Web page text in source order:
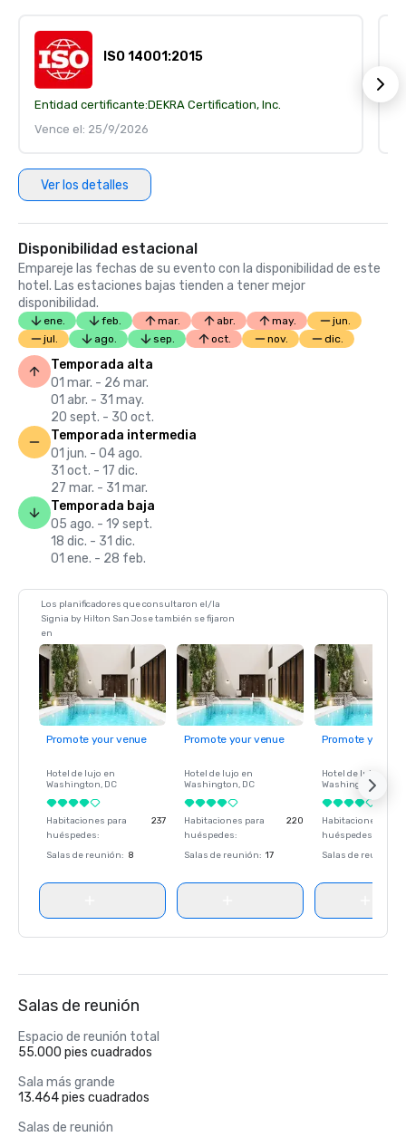
ISO 14001:2015
Entidad certificante:DEKRA Certification, Inc.
Vence el: 25/9/2026
Ver los detalles
Disponibilidad estacional
Empareje las fechas de su evento con la disponibilidad de este
hotel. Las estaciones bajas tienden a tener mejor
disponibilidad.
ene. feb. mar. abr. may.
jun.
jul.
ago. sep. oct. nov. dic.
Temporada alta
01 mar. - 26 mar.
01 abr. - 31 may.
20 sept. - 30 oct.
Temporada intermedia
01 jun. - 04 ago.
31 oct. - 17 dic.
27 mar. - 31 mar.
Temporada baja
05 ago. - 19 sept.
18 dic. - 31 dic.
01 ene. - 28 feb.
Los planificadores que consultaron el/la
Signia by Hilton San Jose también se fijaron
en
Promote your venue
Hotel de lujo en
Washington, DC
Habitaciones para
huéspedes:
237
Salas de reunión: 8
Promote your venue
Hotel de lujo en
Washington, DC
Habitaciones para
huéspedes:
220
Salas de reunión: 17
Promote your
Hotel de lujo en
Washington
Habitaciones para
huéspedes
Salas de reunión
Salas de reunión
Espacio de reunión total
55.000 pies cuadrados
Sala más grande
13.464 pies cuadrados
Salas de reunión